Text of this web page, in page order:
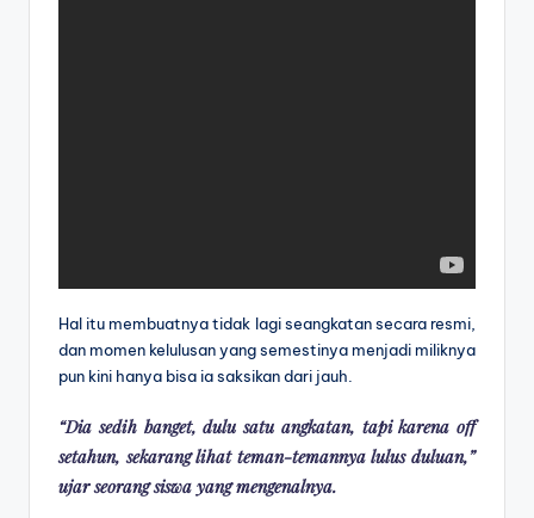
Hal itu membuatnya tidak lagi seangkatan secara resmi,
dan momen kelulusan yang semestinya menjadi miliknya
pun kini hanya bisa ia saksikan dari jauh.
“Dia sedih banget, dulu satu angkatan, tapi karena off
setahun, sekarang lihat teman-temannya lulus duluan,”
ujar seorang siswa yang mengenalnya.